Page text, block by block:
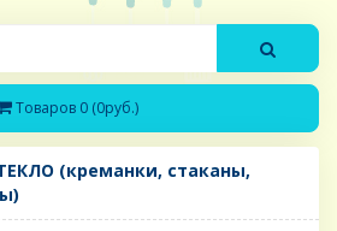
Товаров 0 (0руб.)
(креманки, стаканы,